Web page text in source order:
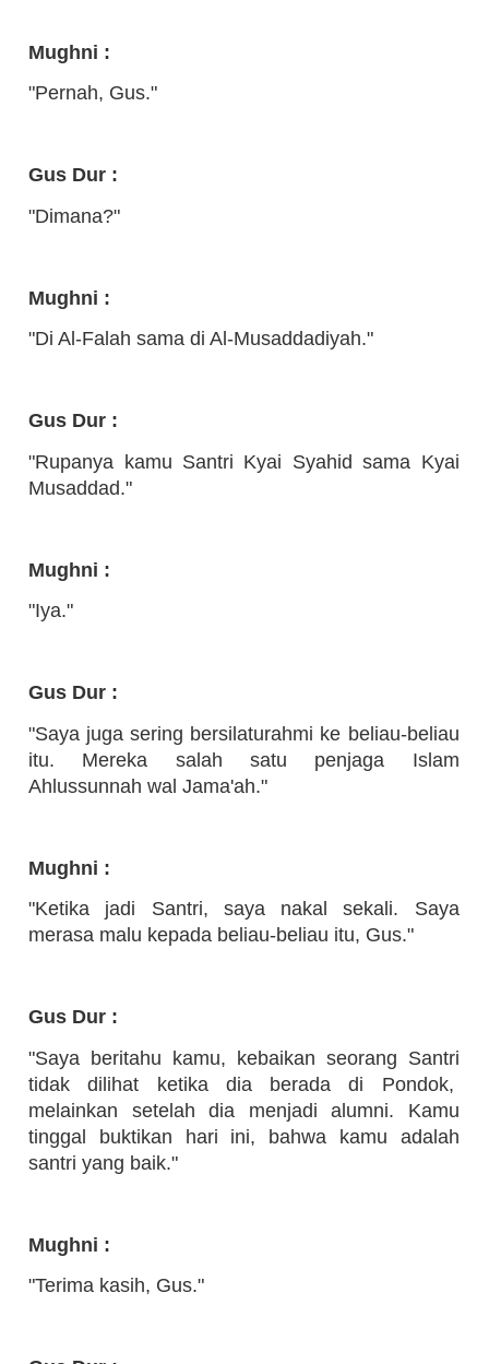
Mughni :
"Pernah, Gus."
Gus Dur :
"Dimana?"
Mughni :
"Di Al-Falah sama di Al-Musaddadiyah."
Gus Dur :
"Rupanya kamu Santri Kyai Syahid sama Kyai
Musaddad."
Mughni :
"Iya."
Gus Dur :
"Saya juga sering bersilaturahmi ke beliau-beliau
itu. Mereka salah satu penjaga Islam
Ahlussunnah wal Jama'ah."
Mughni :
"Ketika jadi Santri, saya nakal sekali. Saya
merasa malu kepada beliau-beliau itu, Gus."
Gus Dur :
"Saya beritahu kamu, kebaikan seorang Santri
tidak dilihat ketika dia berada di Pondok,
melainkan setelah dia menjadi alumni. Kamu
tinggal buktikan hari ini, bahwa kamu adalah
santri yang baik."
Mughni :
"Terima kasih, Gus."